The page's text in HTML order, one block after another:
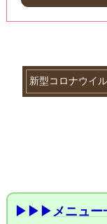
新型コロナウイ
▶▶▶メニュー